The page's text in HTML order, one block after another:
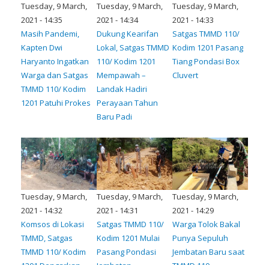
Tuesday, 9 March,
2021 - 14:35
Masih Pandemi,
Kapten Dwi
Haryanto Ingatkan
Warga dan Satgas
TMMD 110/ Kodim
1201 Patuhi Prokes
Tuesday, 9 March,
2021 - 14:34
Dukung Kearifan
Lokal, Satgas TMMD
110/ Kodim 1201
Mempawah –
Landak Hadiri
Perayaan Tahun
Baru Padi
Tuesday, 9 March,
2021 - 14:33
Satgas TMMD 110/
Kodim 1201 Pasang
Tiang Pondasi Box
Cluvert
Tuesday, 9 March,
2021 - 14:32
Komsos di Lokasi
TMMD, Satgas
TMMD 110/ Kodim
Tuesday, 9 March,
2021 - 14:31
Satgas TMMD 110/
Kodim 1201 Mulai
Pasang Pondasi
Tuesday, 9 March,
2021 - 14:29
Warga Tolok Bakal
Punya Sepuluh
Jembatan Baru saat